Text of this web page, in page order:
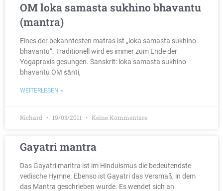
OM loka samasta sukhino bhavantu
(mantra)
Eines der bekanntesten matras ist „loka samasta sukhino
bhavantu“. Traditionell wird es immer zum Ende der
Yogapraxis gesungen. Sanskrit: loka samasta sukhino
bhavantu OṂ śānti,
WEITERLESEN »
Richard 19/03/2011 Keine Kommentare
Gayatri mantra
Das Gayatri mantra ist im Hinduismus die bedeutendste
vedische Hymne. Ebenso ist Gayatri das Versmaß, in dem
das Mantra geschrieben wurde. Es wendet sich an